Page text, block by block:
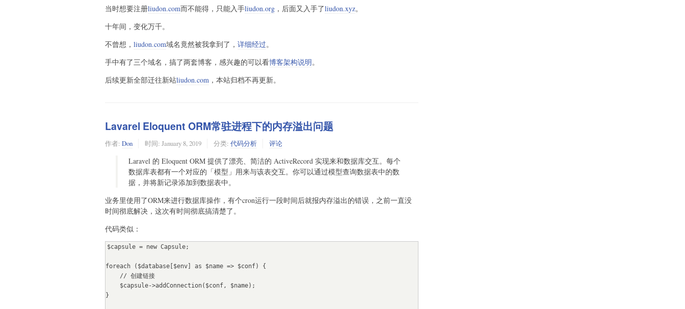
当时想要注册liudon.com而不能得，只能入手liudon.org ，后面又入手了liudon.xyz。
十年间，变化万千。
不曾想， liudon.com域名竟然被我拿到了， 详细经过。
手中有了三个域名，搞了两套博客，感兴趣的可以看博客架构说明。
后续更新全部迁往新站liudon.com ，本站归档不再更新。
Lavarel Eloquent ORM常驻进程下的内存溢出问题
作者: Don 时间: January 8, 2019 分类: 代码分析 评论
Laravel 的 Eloquent ORM 提供了漂亮、简洁的 ActiveRecord 实现来和数据库交互。每个
数据库表都有一个对应的「模型」用来与该表交互。你可以通过模型查询数据表中的数
据，并将新记录添加到数据表中。
业务里使用了ORM来进行数据库操作，有个cron运行一段时间后就报内存溢出的错误，之前一直没
时间彻底解决，这次有时间彻底搞清楚了。
代码类似：
$capsule = new Capsule;
foreach ($database[$env] as $name => $conf) {
}